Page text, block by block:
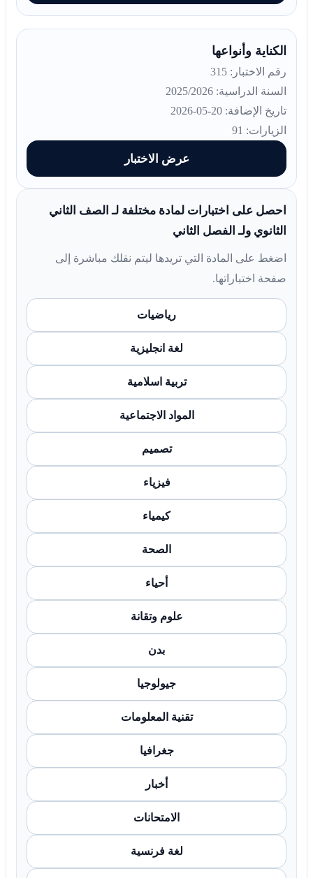
الكناية وأنواعها
رقم الاختبار: 315
السنة الدراسية: 2025/2026
تاريخ الإضافة: 20-05-2026
الزيارات: 91
عرض الاختبار
احصل على اختبارات لمادة مختلفة لـ الصف الثاني
الثانوي ولـ الفصل الثاني
اضغط على المادة التي تريدها ليتم نقلك مباشرة إلى
صفحة اختباراتها.
رياضيات
لغة انجليزية
تربية اسلامية
المواد الاجتماعية
تصميم
فيزياء
كيمياء
الصحة
أحياء
علوم وتقانة
بدن
جيولوجيا
تقنية المعلومات
جغرافيا
أخبار
الامتحانات
لغة فرنسية